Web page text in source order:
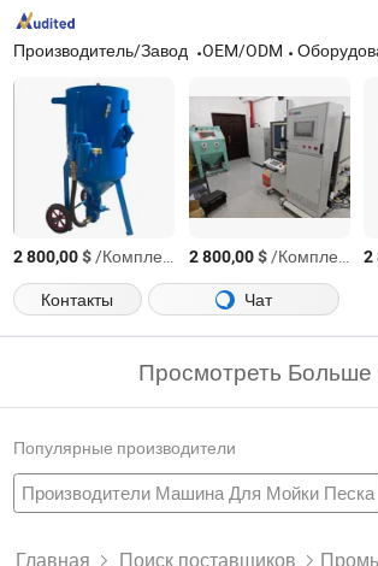
Производитель/Завод OEM/ODM Оборудование для распыления Hvof, оборудование для плазменного распыления, оборудование для
2 800,00$/Комплект 2 800,00$/Комплект 2
Контакты
Чат
Просмотреть Больше
Популярные производители
Производители Машина Для Мойки Песка
Главная Поиск поставщиков